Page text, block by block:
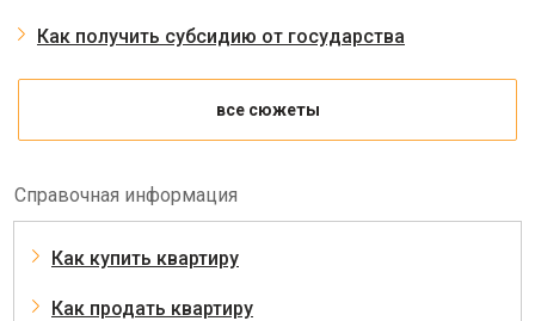
Как получить субсидию от государства
все сюжеты
Справочная информация
Как купить квартиру
Как продать квартиру